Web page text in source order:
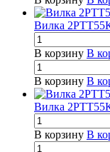
Вилка
В корзину В
В корзину В
Вилка
В корзину В